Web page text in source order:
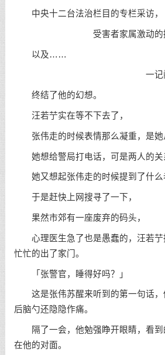
中央十二台法治栏目的专栏采访，
受害者家属激动的握着
以及……
一记闷
终结了他的幻想。
汪若艼实在等不下去了，
张伟走的时候表情那么凝重，是她
她想给警局打电话，可是两人的关
她又想起张伟走的时候提到了什么
于是赶快上网搜寻了一下，
果然市郊有一座废弃的码头，
心理医生急了也是愚蠢的，汪若艼
忙忙的出了家门。
「张警官，睡得好吗？」
这是张伟苏醒来听到的第一句话，
后脑勺还隐隐作痛。
隔了一会，他勉强睁开眼睛，看到
在他的对面。